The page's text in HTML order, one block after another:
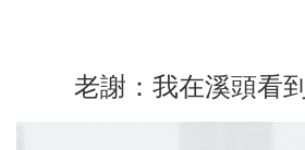
老謝：我在溪頭看